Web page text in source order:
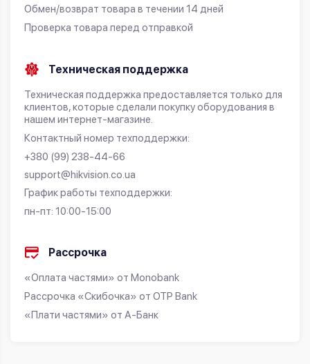
Обмен/возврат товара в течении 14 дней
Проверка товара перед отправкой
Техническая поддержка
Техническая поддержка предоставляется только для
клиентов, которые сделали покупку оборудования в
нашем интернет-магазине.
Контактный номер техподдержки:
+380 (99) 238-44-66
support@hikvision.co.ua
График работы техподдержки:
пн-пт: 10:00-15:00
Рассрочка
«Оплата частями» от Monobank
Рассрочка «Скибочка» от OTP Bank
«Плати частями» от А-Банк